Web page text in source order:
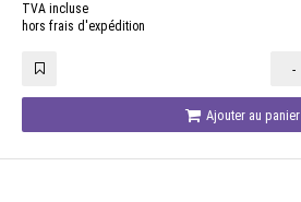
TVA incluse
hors frais d'expédition
-
Ajouter au panier